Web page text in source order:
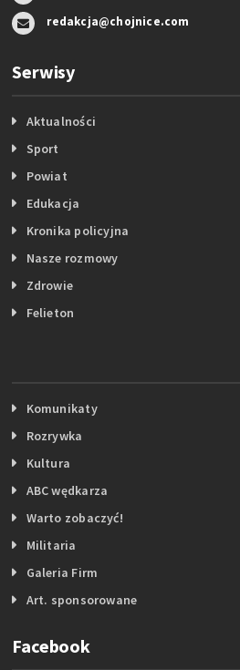
redakcja@chojnice.com
Serwisy
Aktualności
Sport
Powiat
Edukacja
Kronika policyjna
Nasze rozmowy
Zdrowie
Felieton
Komunikaty
Rozrywka
Kultura
ABC wędkarza
Warto zobaczyć!
Militaria
Galeria Firm
Art. sponsorowane
Facebook